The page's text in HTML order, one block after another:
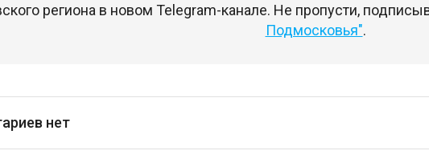
региона в новом Telegram-канале. Не пропусти,
Подмосковья".
нет